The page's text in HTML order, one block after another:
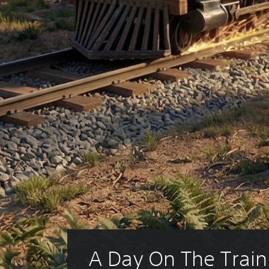
A Day On The Train